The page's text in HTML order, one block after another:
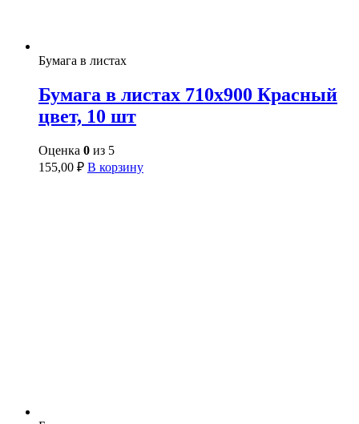
Бумага в листах
Бумага в листах 710х900 Красный
цвет, 10 шт
Оценка 0 из 5
155,00 ₽ В корзину